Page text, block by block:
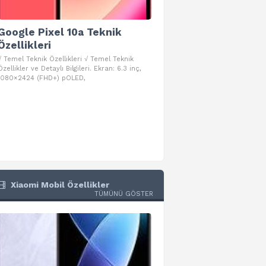
Pixel 10a Teknik
Temel Teknik Özellikleri √ Temel Teknik
ve Detaylı Bilgileri. Ekran: 6.3 inç,
(FHD+) pOLED,
Xiaomi Mobil Özellikler
TÜMÜNÜ GÖSTER